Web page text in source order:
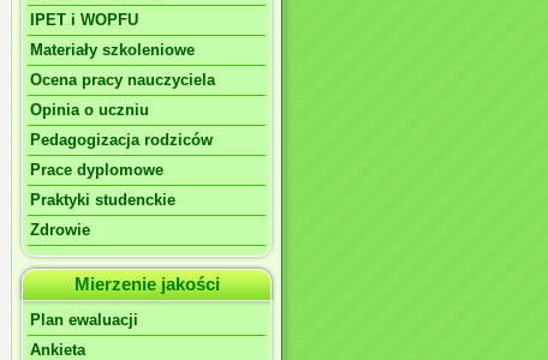
IPET i WOPFU
Materiały szkoleniowe
Ocena pracy nauczyciela
Opinia o uczniu
Pedagogizacja rodziców
Prace dyplomowe
Praktyki studenckie
Zdrowie
Mierzenie jakości
Plan ewaluacji
Ankieta